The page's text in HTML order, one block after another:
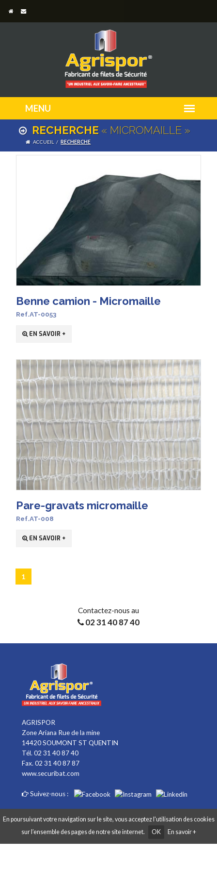
RECHERCHE « MICROMAILLE »
ACCUEIL / RECHERCHE
Benne camion - Micromaille
Ref.AT-0053
EN SAVOIR +
Pare-gravats micromaille
Ref.AT-008
EN SAVOIR +
1
Contactez-nous au
02 31 40 87 40
AGRISPOR
Zone Ariana Rue de la mine
14420 SOUMONT ST QUENTIN
Tél. 02 31 40 87 40
Fax. 02 31 40 87 87
www.securibat.com
Suivez-nous :
Copyright AGRISPOR 2018 © - Tous droits réservés - Site réalisé par Graphibox
En poursuivant votre navigation sur le site, vous acceptez l'utilisation des cookies
sur l’ensemble des pages de notre site internet.
OK En savoir +